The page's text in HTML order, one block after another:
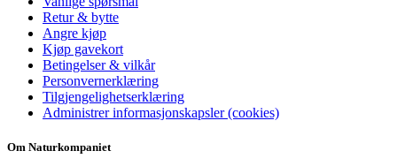
Retur & bytte
Angre kjøp
Kjøp gavekort
Betingelser & vilkår
Personvernerklæring
Tilgjengelighetserklæring
Administrer informasjonskapsler (cookies)
Om Naturkompaniet